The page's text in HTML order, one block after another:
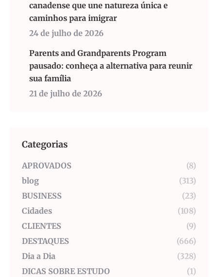
canadense que une natureza única e
caminhos para imigrar
24 de julho de 2026
Parents and Grandparents Program
pausado: conheça a alternativa para reunir
sua família
21 de julho de 2026
Categorias
APROVADOS
(8)
blog
(313)
BUSINESS
(23)
Cidades
(108)
CLIENTES
(9)
DESTAQUES
(666)
Dia a Dia
(328)
DICAS SOBRE ESTUDO
(1)